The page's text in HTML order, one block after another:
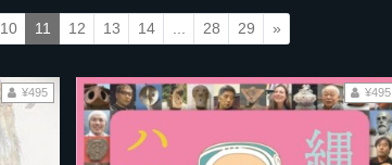
10 11 12 13 14 28 29 »
¥495 ¥495